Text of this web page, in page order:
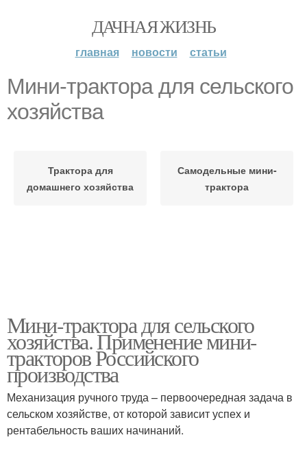
ДАЧНАЯ ЖИЗНЬ
главная новости статьи
Мини-трактора для сельского
хозяйства
Трактора для
домашнего хозяйства
Самодельные мини-
трактора
Мини-трактора для сельского
хозяйства. Применение мини-
тракторов Российского
производства
Механизация ручного труда – первоочередная задача в
сельском хозяйстве, от которой зависит успех и
рентабельность ваших начинаний.